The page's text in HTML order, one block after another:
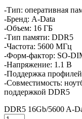
-Тип: оперативная
-Бренд: A-Data
-Объем: 16 ГБ
-Тип памяти: DDR5
-Частота: 5600 МГц
-Форм-фактор: SO-
-Напряжение: 1.1 В
-Поддержка
-Совместимость:
поддержкой DDR5
DDR5 16Gb/5600 A-